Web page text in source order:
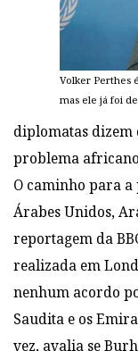
Volker Perthes
mas ele já foi
diplomatas dizem
problema
O caminho para a
Árabes Unidos,
reportagem da
realizada em
nenhum acordo
Saudita e os
vez, avalia se